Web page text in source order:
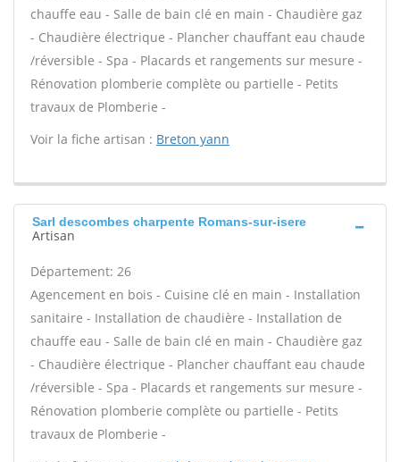
chauffe eau - Salle de bain clé en main - Chaudière gaz
- Chaudière électrique - Plancher chauffant eau chaude
/réversible - Spa - Placards et rangements sur mesure -
Rénovation plomberie complète ou partielle - Petits
travaux de Plomberie -
Voir la fiche artisan : Breton yann
Sarl descombes charpente Romans-sur-isere
Artisan
Département: 26
Agencement en bois - Cuisine clé en main - Installation
sanitaire - Installation de chaudière - Installation de
chauffe eau - Salle de bain clé en main - Chaudière gaz
- Chaudière électrique - Plancher chauffant eau chaude
/réversible - Spa - Placards et rangements sur mesure -
Rénovation plomberie complète ou partielle - Petits
travaux de Plomberie -